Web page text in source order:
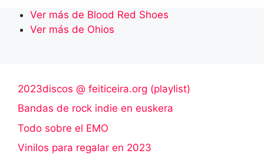
Ver más de Blood Red Shoes
Ver más de Ohios
2023discos @ feiticeira.org (playlist)
Bandas de rock indie en euskera
Todo sobre el EMO
Vinilos para regalar en 2023